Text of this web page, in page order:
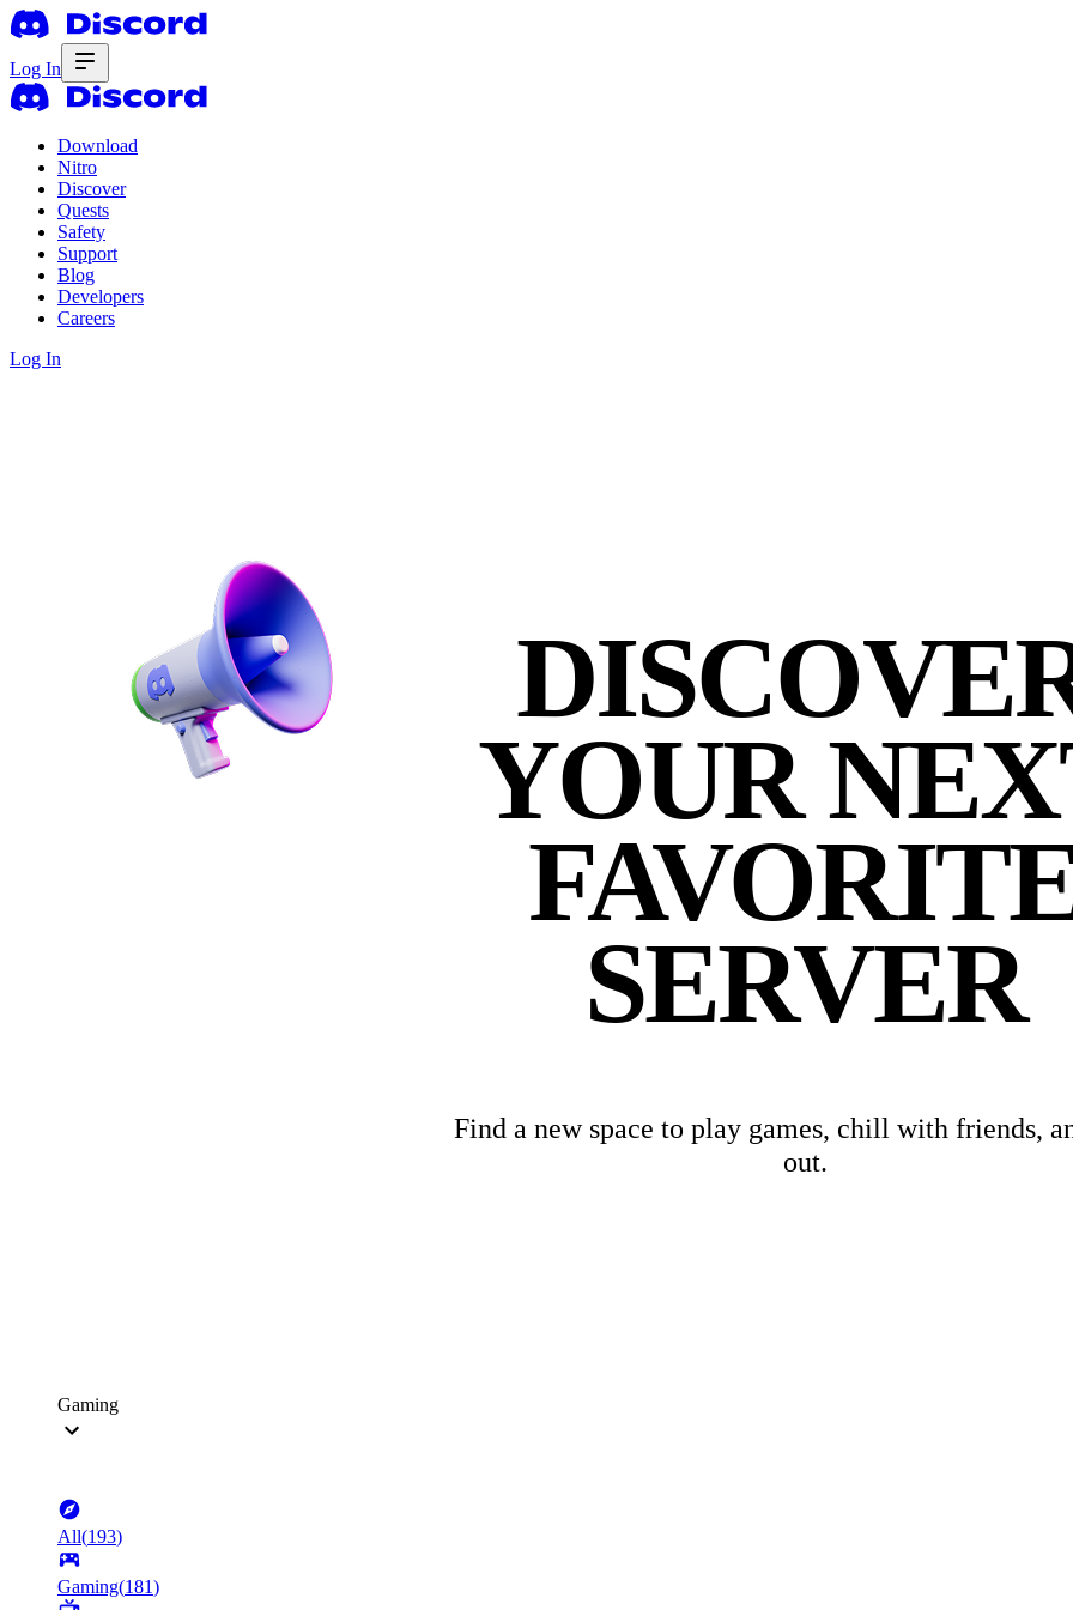
Log In
Download
Nitro
Discover
Quests
Safety
Support
Blog
Developers
Careers
Log In
YOUR
SERVER
Find a new space to play games, chill with friends,
out.
Gaming
All(193)
Gaming(181)